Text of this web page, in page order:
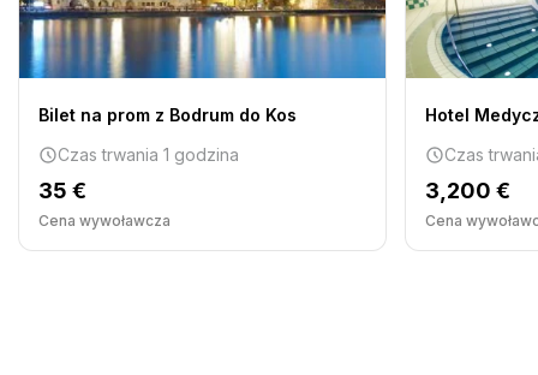
Bilet na prom z Bodrum do Kos
Czas trwania 1 godzina
35 €
Cena wywoławcza
Hotel
Czas
3,200 €
Cena